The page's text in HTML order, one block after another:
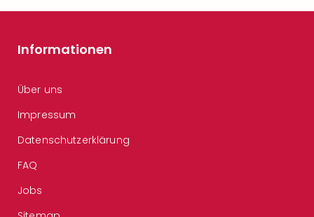
Informationen
Über uns
Impressum
Datenschutzerklärung
FAQ
Jobs